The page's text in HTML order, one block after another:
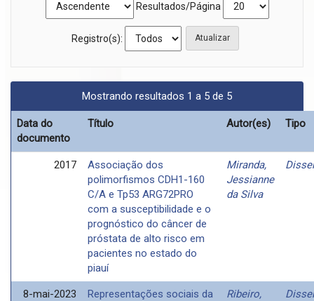
Resultados/Página
Registro(s):
Mostrando resultados 1 a 5 de 5
Data do
documento
Título Autor(es) Tipo
2017
Associação dos
polimorfismos CDH1-160
C/A e Tp53 ARG72PRO
com a susceptibilidade e o
prognóstico do câncer de
próstata de alto risco em
pacientes no estado do
piauí
Miranda,
Jessianne
da Silva
8-mai-2023
Representações sociais da
Ribeiro,